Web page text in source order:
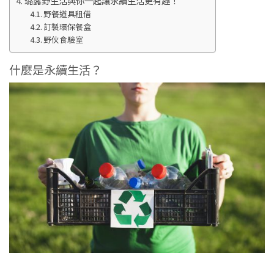
野餐道具租借
訂製環保餐盒
野伙食驗室
什麼是永續生活？